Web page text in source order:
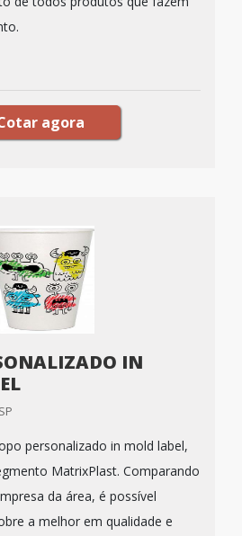
agora
IN
personalizado in mold label,
MatrixPlast. Comparando
da área, é possível
a melhor em qualidade e